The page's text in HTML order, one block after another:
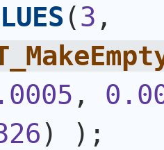
(3
,
) ) ;